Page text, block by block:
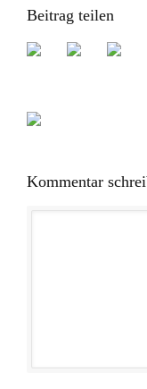
Beitrag teilen
Kommentar